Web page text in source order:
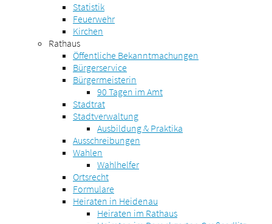
Statistik
Feuerwehr
Kirchen
Rathaus
Öffentliche Bekanntmachungen
Bürgerservice
Bürgermeisterin
90 Tagen im Amt
Stadtrat
Stadtverwaltung
Ausbildung & Praktika
Ausschreibungen
Wahlen
Wahlhelfer
Ortsrecht
Formulare
Heiraten in Heidenau
Heiraten im Rathaus